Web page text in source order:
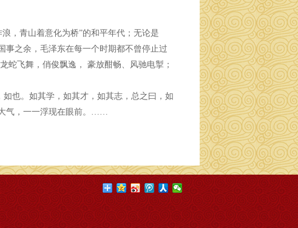
，青山着意化为桥”的和平年代；无论是
事之余，毛泽东在每一个时期都不曾停止过
蛇飞舞，俏俊飘逸， 豪放酣畅、风驰电掣；
也。如其学，如其才，如其志，总之曰，如
气，一一浮现在眼前。……